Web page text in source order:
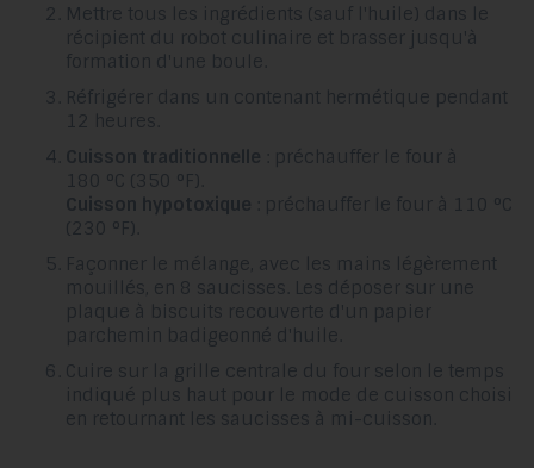
Mettre tous les ingrédients (sauf l'huile) dans le
récipient du robot culinaire et brasser jusqu'à
formation d'une boule.
Réfrigérer dans un contenant hermétique pendant
12 heures.
Cuisson traditionnelle : préchauffer le four à
180 °C (350 °F).
Cuisson hypotoxique : préchauffer le four à 110 °C
(230 °F).
Façonner le mélange, avec les mains légèrement
mouillés, en 8 saucisses. Les déposer sur une
plaque à biscuits recouverte d'un papier
parchemin badigeonné d'huile.
Cuire sur la grille centrale du four selon le temps
indiqué plus haut pour le mode de cuisson choisi
en retournant les saucisses à mi-cuisson.